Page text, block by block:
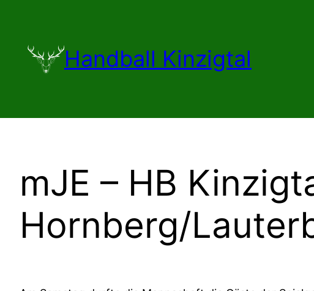
Handball Kinzigtal
mJE – HB
Hornberg/